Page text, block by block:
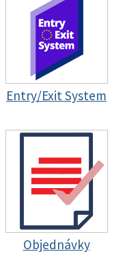
Entry/Exit System
Objednávky